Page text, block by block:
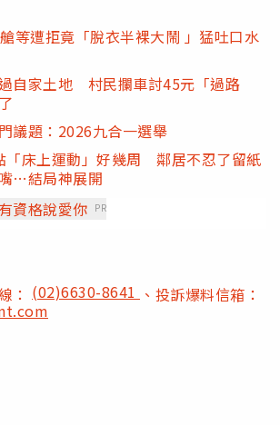
等遭拒竟「脫衣半裸大鬧 」猛吐口水
自家土地 村民攔車討45元「過路
議題：2026九合一選舉
「床上運動」好幾周 鄰居不忍了留紙
…結局神展開
資格說愛你 PR
： (02)6630-8641 、投訴爆料信箱：